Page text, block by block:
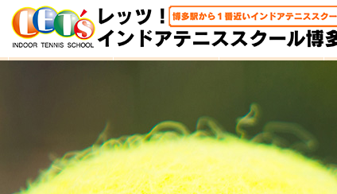
HOME 体験レッスン 大人クラス